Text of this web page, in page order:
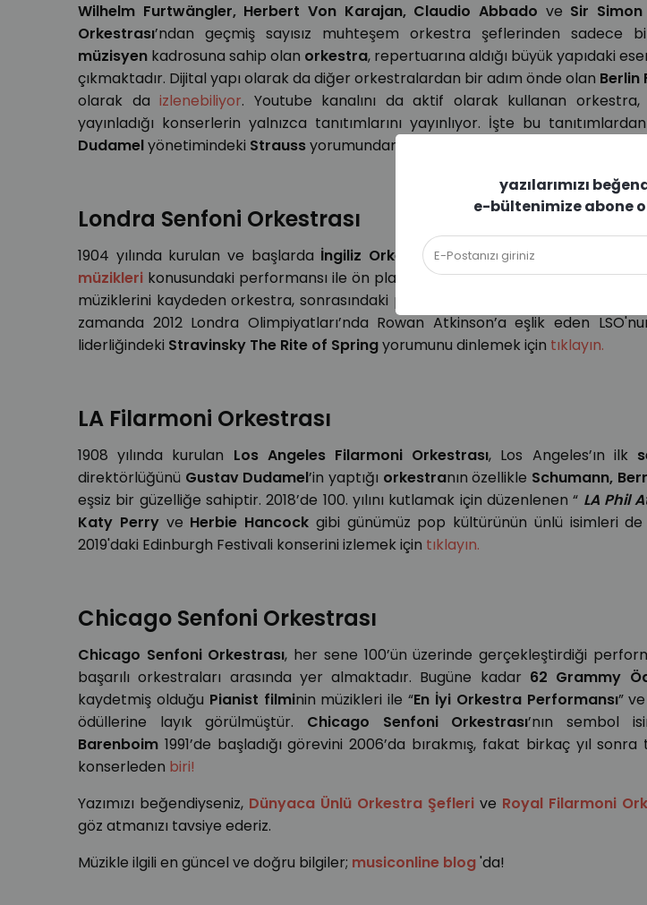
Wilhelm Furtwängler, Herbert Von Karajan, Claudio Abbado ve Sir
Orkestrası’ndan geçmiş sayısız muhteşem orkestra şeflerinden sadece
müzisyen kadrosuna sahip olan orkestra, repertuarına aldığı büyük yapıdaki
çıkmaktadır. Dijital yapı olarak da diğer orkestralardan bir adım önde olan Berlin
olarak daizlenebiliyor. Youtube kanalını da aktif olarak kullanan orkestra,
yayınladığı konserlerin yalnızca tanıtımlarını yayınlıyor. İşte bu
Dudamelyönetimindeki Straussyorumundan bir kesiti
Londra Senfoni Orkestrası
1904 yılında kurulan ve başlarda İngiliz Orkestrasıolarak bilinen Londra
müzikleri konusundaki performansı ile ön plana çıkıyor. John Williams'ınStar
müziklerini kaydeden orkestra, sonrasındaki projelerde de Williams ile birlikte
zamanda 2012 Londra Olimpiyatları’nda Rowan Atkinson’a eşlik eden
liderliğindeki Stravinsky The Rite of Springyorumunu dinlemek için tıklayın.
LA Filarmoni Orkestrası
1908 yılında kurulan Los Angeles Filarmoni Orkestrası, Los Angeles’ın ilk
direktörlüğünü Gustav Dudamel’in yaptığı orkestranın özellikle Schumann,
eşsiz bir güzelliğe sahiptir. 2018’de 100. yılını kutlamak için düzenlenen “ LA Phil
Katy Perryve Herbie Hancock gibi günümüz pop kültürünün ünlü isimleri de
2019'daki Edinburgh Festivali konserini izlemek için tıklayın.
Chicago Senfoni Orkestrası
Chicago Senfoni Orkestrası, her sene 100’ün üzerinde gerçekleştirdiği
başarılı orkestraları arasında yer almaktadır. Bugüne kadar 62 Grammy
kaydetmiş olduğu Pianist filminin müzikleri ile “En İyi Orkestra Performansı”
ödüllerine layık görülmüştür. Chicago Senfoni Orkestrası’nın sembol
Barenboim 1991’de başladığı görevini 2006’da bırakmış, fakat birkaç yıl
konserleden biri!
Yazımızı beğendiyseniz, Dünyaca Ünlü Orkestra Şefleri ve Royal Filarmoni
göz atmanızı tavsiye ederiz.
Müzikle ilgili en güncel ve doğru bilgiler; musiconline blog'da!
yazılarımızı
e-bültenimize abone